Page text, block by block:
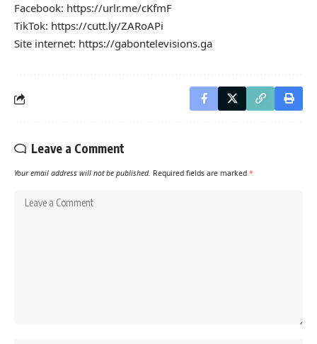
Facebook: https://urlr.me/cKfmF
TikTok: https://cutt.ly/ZARoAPi
Site internet: https://gabontelevisions.ga
Leave a Comment
Your email address will not be published. Required fields are marked *